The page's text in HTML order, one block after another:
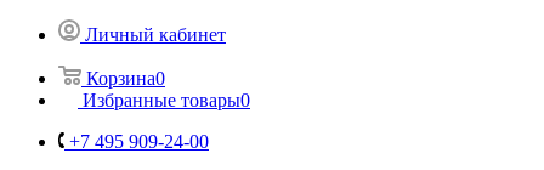
Личный кабинет
Корзина0
Избранные товары0
+7 495 909-24-00